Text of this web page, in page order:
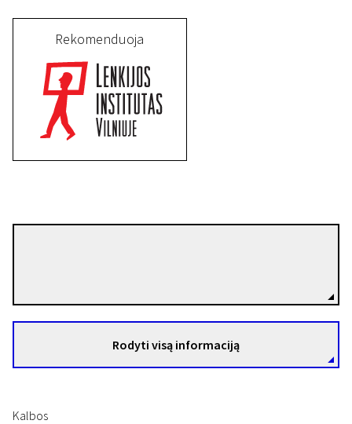
Rekomenduoja
Rodyti visą informaciją
Kalbos